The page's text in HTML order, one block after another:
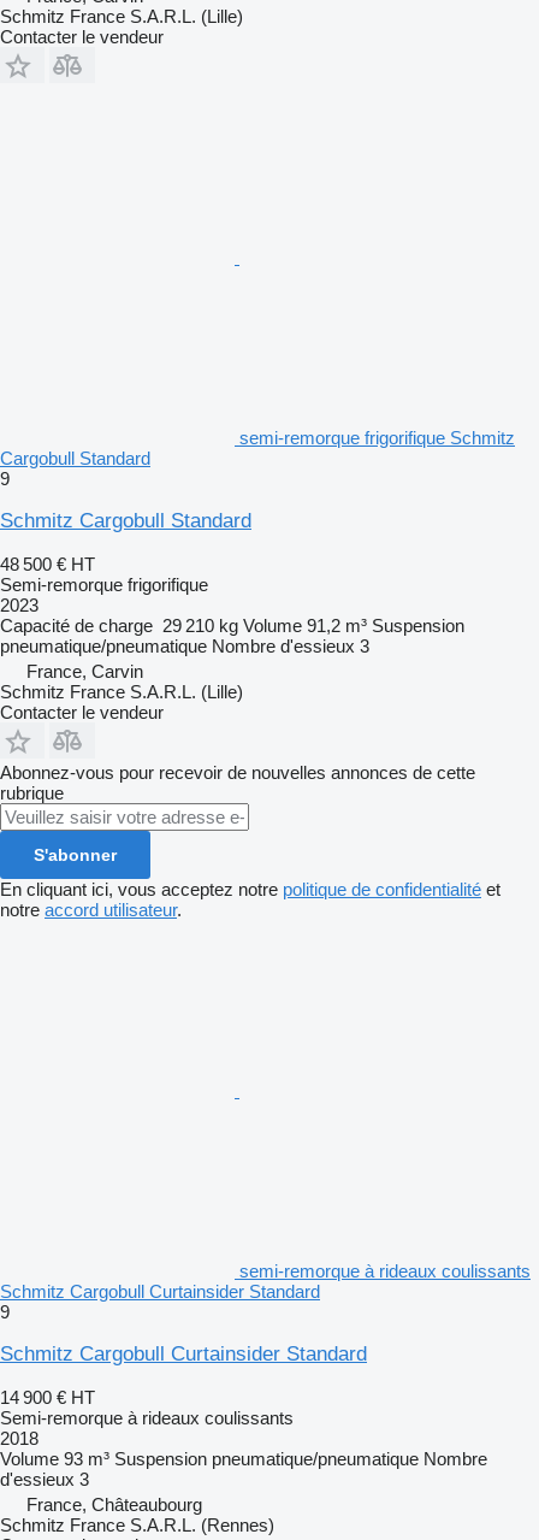
Schmitz France S.A.R.L. (Lille)
Contacter le vendeur
semi-remorque frigorifique Schmitz
Cargobull Standard
9
Schmitz Cargobull Standard
48 500 € HT
Semi-remorque frigorifique
2023
Capacité de charge 29 210 kg Volume 91,2 m³ Suspension
pneumatique/pneumatique Nombre d'essieux 3
France, Carvin
Schmitz France S.A.R.L. (Lille)
Contacter le vendeur
Abonnez-vous pour recevoir de nouvelles annonces de cette
rubrique
S'abonner
En cliquant ici, vous acceptez notre politique de confidentialité et
notre accord utilisateur.
semi-remorque à rideaux coulissants
Schmitz Cargobull Curtainsider Standard
9
Schmitz Cargobull Curtainsider Standard
14 900 € HT
Semi-remorque à rideaux coulissants
2018
Volume 93 m³ Suspension pneumatique/pneumatique Nombre
d'essieux 3
France, Châteaubourg
Schmitz France S.A.R.L. (Rennes)